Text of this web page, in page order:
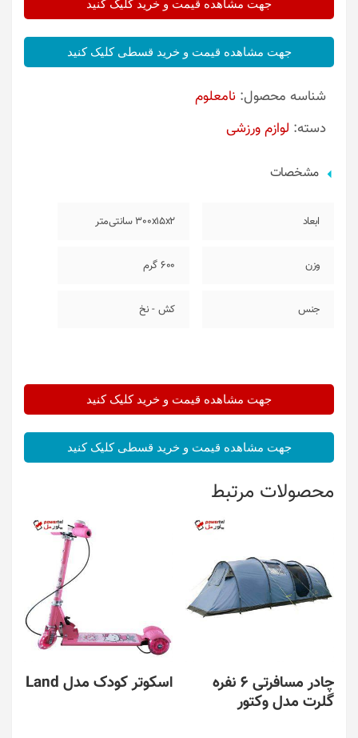
جهت مشاهده قیمت و خرید کلیک کنید
جهت مشاهده قیمت و خرید قسطی کلیک کنید
شناسه محصول: نامعلوم
دسته: لوازم ورزشی
مشخصات
ابعاد 300x15x2 سانتی‌متر
وزن 600 گرم
جنس کش - نخ
جهت مشاهده قیمت و خرید کلیک کنید
جهت مشاهده قیمت و خرید قسطی کلیک کنید
محصولات مرتبط
چادر مسافرتی 6 نفره
گلرت مدل وکتور
اسکوتر کودک مدل Land